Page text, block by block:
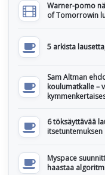
Warner-pomo
of Tomorrowin
5 arkista
Sam Altman
koulumatkalle –
6 töksäyttävää
itsetuntemuksen
Myspace
haastaa